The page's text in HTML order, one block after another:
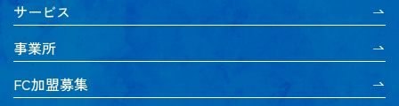
サービス
事業所
FC加盟募集